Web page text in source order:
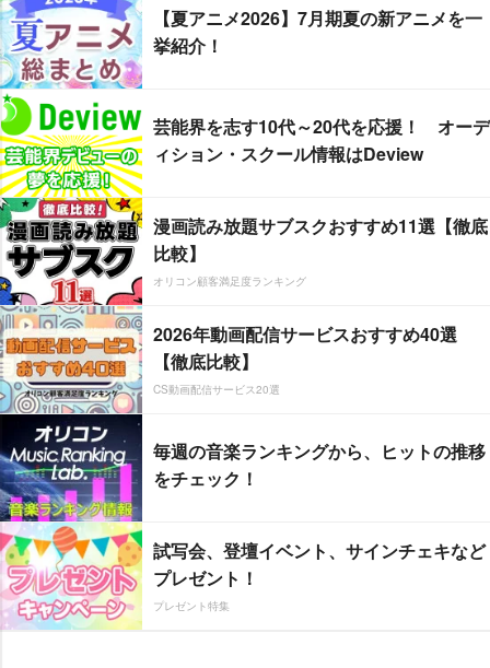
【夏アニメ2026】7月期夏の新アニメを一
挙紹介！
芸能界を志す10代～20代を応援！ オーデ
ィション・スクール情報はDeview
漫画読み放題サブスクおすすめ11選【徹底
比較】
オリコン顧客満足度ランキング
2026年動画配信サービスおすすめ40選
【徹底比較】
CS動画配信サービス20選
毎週の音楽ランキングから、ヒットの推移
をチェック！
試写会、登壇イベント、サインチェキなど
プレゼント！
プレゼント特集